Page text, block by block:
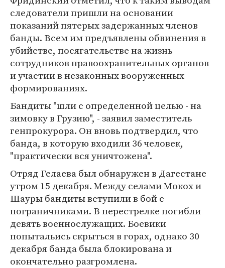
следователи пришли на основании
показаний пятерых задержанных членов
банды. Всем им предъявлены обвинения в
убийстве, посягательстве на жизнь
сотрудников правоохранительных органов
и участии в незаконных вооруженных
формированиях.
Бандиты "шли с определенной целью - на
зимовку в Грузию", - заявил заместитель
генпрокурора. Он вновь подтвердил, что
банда, в которую входили 36 человек,
"практически вся уничтожена".
Отряд Гелаева был обнаружен в Дагестане
утром 15 декабря. Между селами Мокох и
Шауры бандиты вступили в бой с
пограничниками. В перестрелке погибли
девять военнослужащих. Боевики
попытальись скрыться в горах, однако 30
декабря банда была блокирована и
окончательно разгромлена.